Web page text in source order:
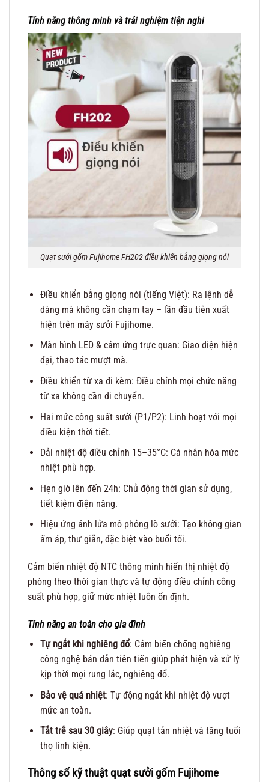
Tính năng thông minh và trải nghiệm tiện nghi
Quạt sưởi gốm Fujihome FH202 điều khiển bằng giọng nói
Điều khiển bằng giọng nói (tiếng Việt): Ra lệnh dễ
dàng mà không cần chạm tay – lần đầu tiên xuất
hiện trên máy sưởi Fujihome.
Màn hình LED & cảm ứng trực quan: Giao diện hiện
đại, thao tác mượt mà.
Điều khiển từ xa đi kèm: Điều chỉnh mọi chức năng
từ xa không cần di chuyển.
Hai mức công suất sưởi (P1/P2): Linh hoạt với mọi
điều kiện thời tiết.
Dải nhiệt độ điều chỉnh 15–35°C: Cá nhân hóa mức
nhiệt phù hợp.
Hẹn giờ lên đến 24h: Chủ động thời gian sử dụng,
tiết kiệm điện năng.
Hiệu ứng ánh lửa mô phỏng lò sưởi: Tạo không gian
ấm áp, thư giãn, đặc biệt vào buổi tối.
Cảm biến nhiệt độ NTC thông minh hiển thị nhiệt độ
phòng theo thời gian thực và tự động điều chỉnh công
suất phù hợp, giữ mức nhiệt luôn ổn định.
Tính năng an toàn cho gia đình
Tự ngắt khi nghiêng đổ: Cảm biến chống nghiêng
công nghệ bán dẫn tiên tiến giúp phát hiện và xử lý
kịp thời mọi rung lắc, nghiêng đổ.
Bảo vệ quá nhiệt: Tự động ngắt khi nhiệt độ vượt
mức an toàn.
Tắt trễ sau 30 giây: Giúp quạt tản nhiệt và tăng tuổi
thọ linh kiện.
Thông số kỹ thuật quạt sưởi gốm Fujihome